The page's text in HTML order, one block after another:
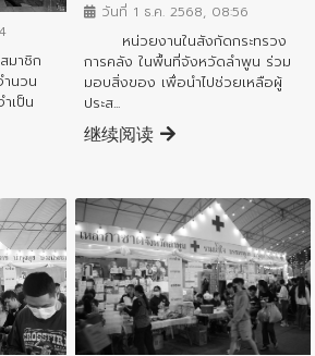
าชิก
นวน
เป็น
วันที่ 1 ธ.ค. 2568, 08:56
หน่วยงานในสังกัดกระทรวง
การคลัง ในพื้นที่จังหวัดลำพูน ร่วม
มอบสิ่งของ เพื่อนำไปช่วยเหลือผู้
ประส...
继续阅读
ข่าวประชาสัมพันธ์